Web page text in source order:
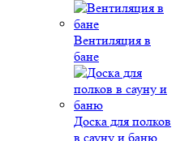
Вентиляция в
бане
Доска для полков
в сауну и баню